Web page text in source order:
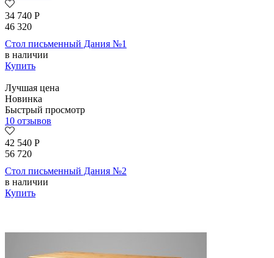
34 740 Р
46 320
Стол письменный Дания №1
в наличии
Купить
Лучшая цена
Новинка
Быстрый просмотр
10 отзывов
42 540 Р
56 720
Стол письменный Дания №2
в наличии
Купить